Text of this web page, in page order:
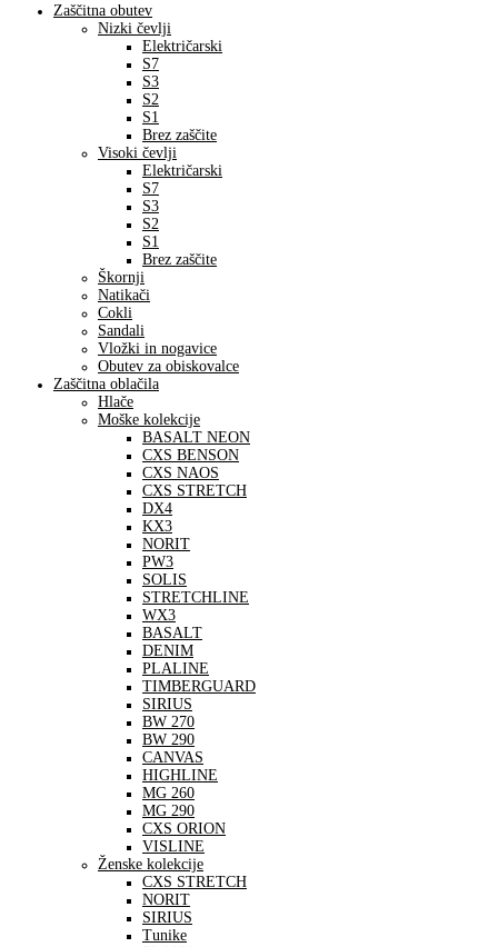
Zaščitna obutev
Nizki čevlji
Električarski
S7
S3
S2
S1
Brez zaščite
Visoki čevlji
Električarski
S7
S3
S2
S1
Brez zaščite
Škornji
Natikači
Cokli
Sandali
Vložki in nogavice
Obutev za obiskovalce
Zaščitna oblačila
Hlače
Moške kolekcije
BASALT NEON
CXS BENSON
CXS NAOS
CXS STRETCH
DX4
KX3
NORIT
PW3
SOLIS
STRETCHLINE
WX3
BASALT
DENIM
PLALINE
TIMBERGUARD
SIRIUS
BW 270
BW 290
CANVAS
HIGHLINE
MG 260
MG 290
CXS ORION
VISLINE
Ženske kolekcije
CXS STRETCH
NORIT
SIRIUS
Tunike